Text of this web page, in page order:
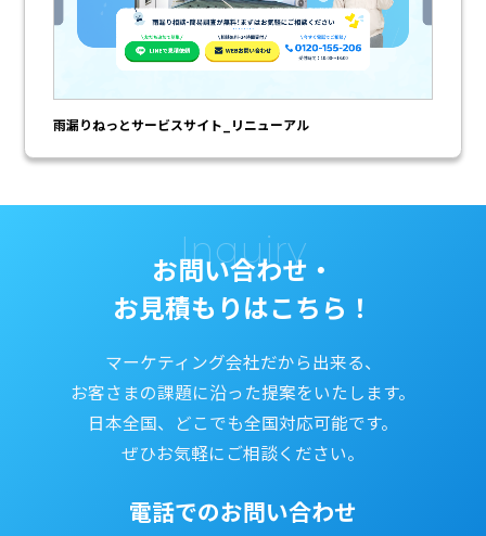
雨漏りねっとサービスサイト_リニューアル
Inquiry
お問い合わせ・
お見積もりはこちら！
マーケティング会社だから出来る、
お客さまの課題に沿った提案をいたします。
日本全国、どこでも全国対応可能です。
ぜひお気軽にご相談ください。
電話でのお問い合わせ